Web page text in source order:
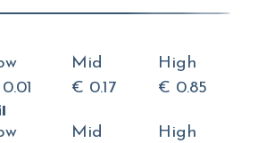
Mid
€ 0.17
High
€ 0.85
Mid
High